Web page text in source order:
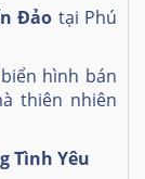
Đảo tại Phú
hình bán
thiên nhiên
Tình Yêu